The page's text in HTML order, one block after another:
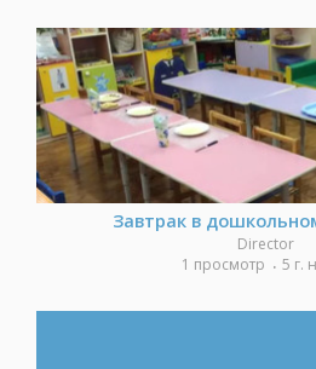
Завтрак в
Director
1 просмотр
5 г.